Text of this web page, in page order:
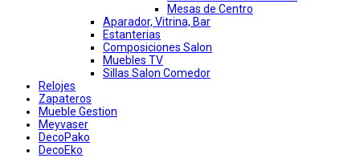
Mesas de Centro
Aparador, Vitrina, Bar
Estanterias
Composiciones Salon
Muebles TV
Sillas Salon Comedor
Relojes
Zapateros
Mueble Gestion
Meyvaser
DecoPako
DecoEko